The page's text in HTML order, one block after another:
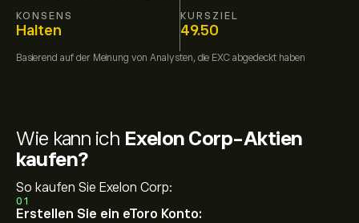
KONSENS
Halten
KURSZIEL
49.50
Basierend auf der Meinung von Analysten, die EXC abgedeckt haben
Wie kann ich Exelon Corp-Aktien
kaufen?
So kaufen Sie Exelon Corp:
01
Erstellen Sie ein eToro Konto: